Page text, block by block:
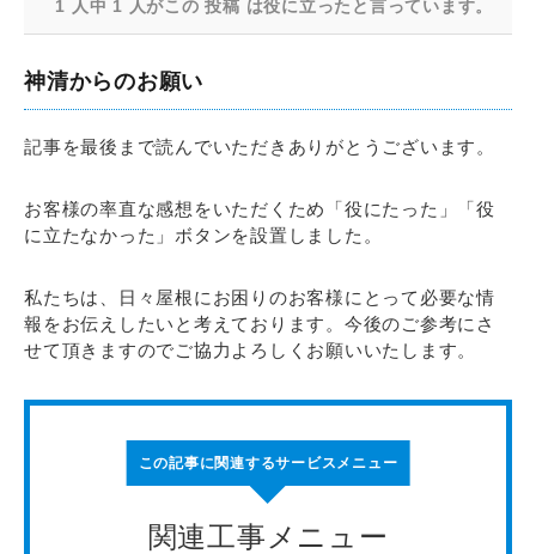
1 人中 1 人がこの 投稿 は役に立ったと言っています。
神清からのお願い
記事を最後まで読んでいただきありがとうございます。
お客様の率直な感想をいただくため「役にたった」「役
に立たなかった」ボタンを設置しました。
私たちは、日々屋根にお困りのお客様にとって必要な情
報をお伝えしたいと考えております。今後のご参考にさ
せて頂きますのでご協力よろしくお願いいたします。
この記事に関連するサービスメニュー
関連工事メニュー